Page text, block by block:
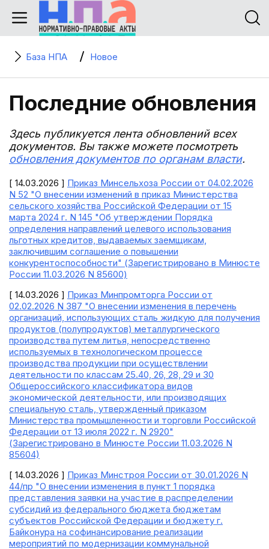
База НПА Новое
Последние обновления
Здесь публикуется лента обновлений всех
документов. Вы также можете посмотреть
обновления документов по органам власти.
[ 14.03.2026 ] Приказ Минсельхоза России от 04.02.2026
N 52 "О внесении изменений в приказ Министерства
сельского хозяйства Российской Федерации от 15
марта 2024 г. N 145 "Об утверждении Порядка
определения направлений целевого использования
льготных кредитов, выдаваемых заемщикам,
заключившим соглашение о повышении
конкурентоспособности" (Зарегистрировано в Минюсте
России 11.03.2026 N 85600)
[ 14.03.2026 ] Приказ Минпромторга России от
02.02.2026 N 387 "О внесении изменения в перечень
организаций, использующих сталь жидкую для получения
продуктов (полупродуктов) металлургического
производства путем литья, непосредственно
используемых в технологическом процессе
производства продукции при осуществлении
деятельности по классам 25.40, 26, 28, 29 и 30
Общероссийского классификатора видов
экономической деятельности, или производящих
специальную сталь, утвержденный приказом
Министерства промышленности и торговли Российской
Федерации от 13 июля 2022 г. N 2920"
(Зарегистрировано в Минюсте России 11.03.2026 N
85604)
[ 14.03.2026 ] Приказ Минстроя России от 30.01.2026 N
44/пр "О внесении изменения в пункт 1 порядка
представления заявки на участие в распределении
субсидий из федерального бюджета бюджетам
субъектов Российской Федерации и бюджету г.
Байконура на софинансирование реализации
мероприятий по модернизации коммунальной